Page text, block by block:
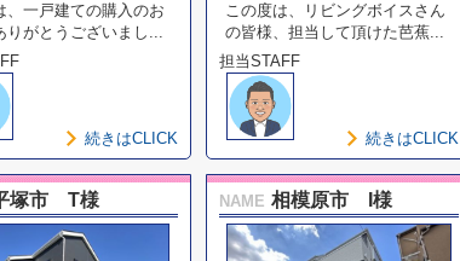
、一戸建ての購入のお
りがとうございまし...
続きはCLICK
この度は、リビングボイスさん
の皆様、担当して頂けた芭蕉...
担当STAFF
続きはCLICK
塚市 T様 NAME 相模原市 I様